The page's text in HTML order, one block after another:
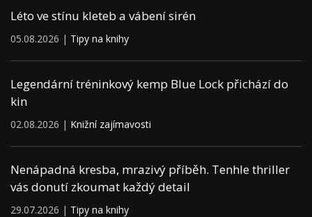
Léto ve stínu kleteb a vábení sirén
05.08.2026 | Tipy na knihy
Legendární tréninkový kemp Blue Lock přichází do
kin
02.08.2026 | Knižní zajímavosti
Nenápadná kresba, mrazivý příběh. Tenhle thriller
vás donutí zkoumat každý detail
29.07.2026 | Tipy na knihy